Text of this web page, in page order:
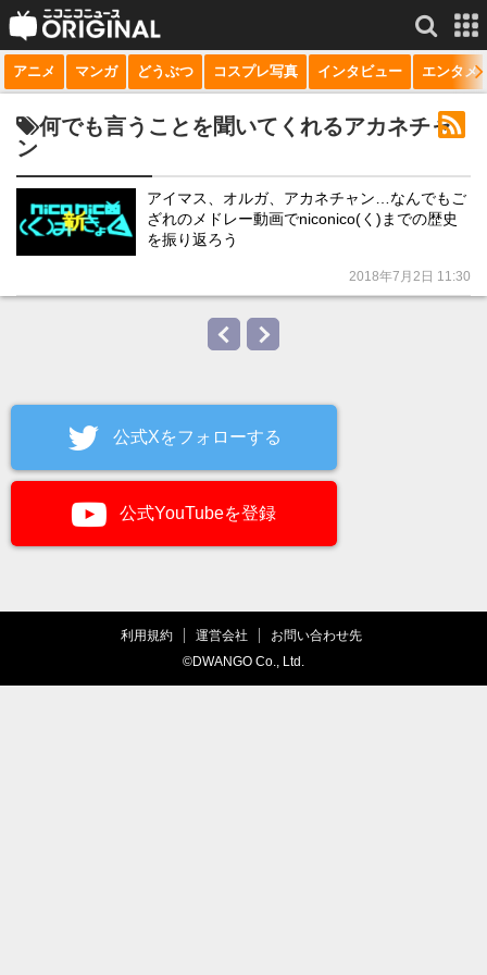
サービス一覧 もっと見る
niconico
生放送
アニメ マンガ どうぶつ コスプレ写真 インタビュー エンタメ
何でも言うことを聞いてくれるアカネチャ
ン
アイマス、オルガ、アカネチャン…なんでもご
ざれのメドレー動画でniconico(く)までの歴史
を振り返ろう
2018年7月2日 11:30
公式Xをフォローする
公式YouTubeを登録
利用規約 運営会社
お問い合わせ先
©DWANGO Co., Ltd.